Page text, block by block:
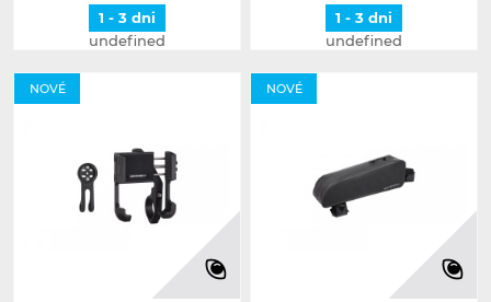
1 - 3 dni
undefined
1 - 3 dni
undefined
NOVÉ NOVÉ